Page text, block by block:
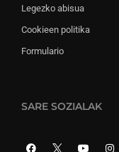
Legezko abisua
Cookieen politika
Formulario
SARE SOZIALAK